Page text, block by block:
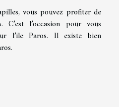
vous pouvez profiter de
l’occasion pour vous
l’ile Paros. Il existe bien